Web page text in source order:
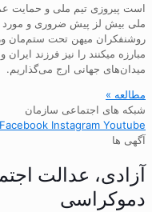
است پیروزی تیم ملی و حمایت
ملی بیش لز پیش ضروری و مورد
روشنفکران میهن تحت ستم‌مان
مبارزه میکنند را نیز فرزند
میدان‌های جهانی ارج می‌گذاریم.
مطالعه »
شبکه های اجتماعی سازمان
Facebook Instagram Youtube
آگهی ها
آزادی، عدالت
دموکراسی